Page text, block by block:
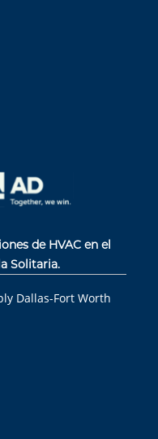
de HVAC en el
Solitaria.
Dallas-Fort Worth